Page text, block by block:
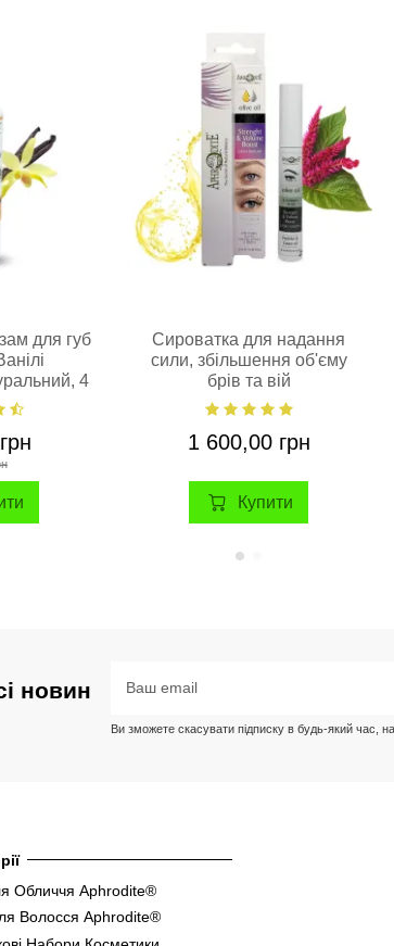
для губ
4
Сироватка для надання
сили, збільшення об'єму
брів та вій
Aphrodite®,натуральна,12
мл
1 600,00 грн
Купити
новин
Ви зможете скасувати підписку в будь-який час,
Обличчя Aphrodite®
Волосся Aphrodite®